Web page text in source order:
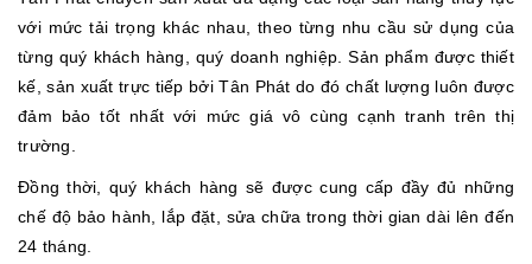
với mức tải trọng khác nhau, theo từng nhu cầu sử dụng của
từng quý khách hàng, quý doanh nghiệp. Sản phẩm được thiết
kế, sản xuất trực tiếp bởi Tân Phát do đó chất lượng luôn được
đảm bảo tốt nhất với mức giá vô cùng cạnh tranh trên thị
trường.
Đồng thời, quý khách hàng sẽ được cung cấp đầy đủ những
chế độ bảo hành, lắp đặt, sửa chữa trong thời gian dài lên đến
24 tháng.